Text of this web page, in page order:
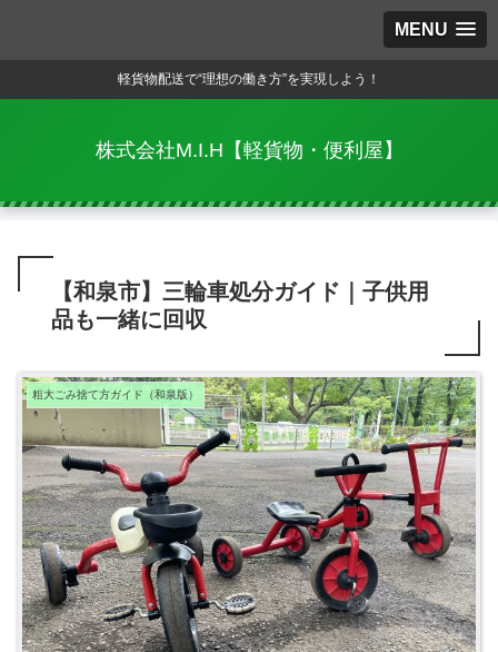
MENU
軽貨物配送で“理想の働き方”を実現しよう！
株式会社M.I.H【軽貨物・便利屋】
【和泉市】三輪車処分ガイド｜子供用
品も一緒に回収
粗大ごみ捨て方ガイド（和泉版）